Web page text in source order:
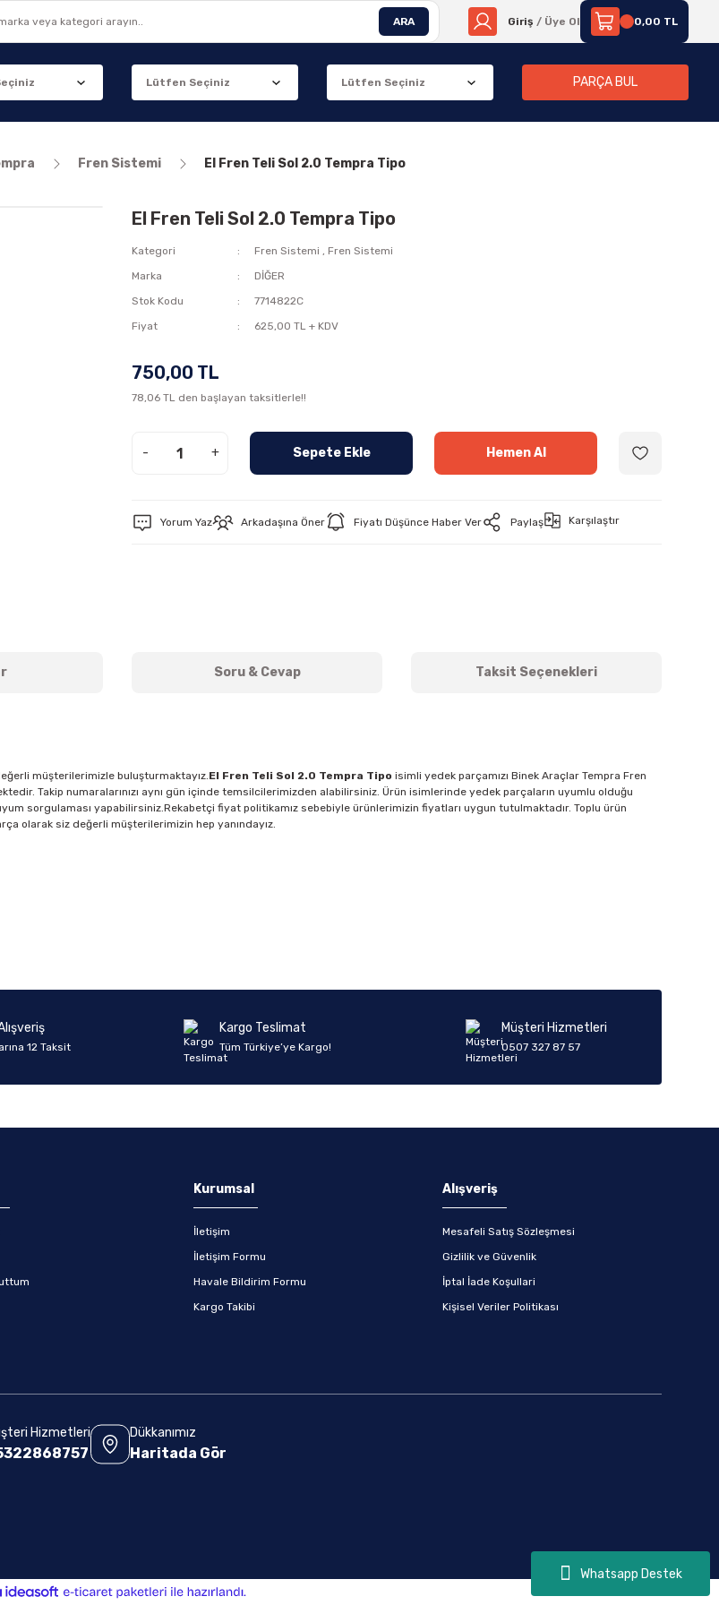
Whatsapp Destek
ARA Giriş / Üye Ol 0,00 TL
PARÇA BUL
Fren Sistemi El Fren Teli Sol 2.0 Tempra Tipo
El Fren Teli Sol 2.0 Tempra Tipo
Kategori Fren Sistemi , Fren Sistemi
Marka
DİĞER
Stok Kodu
7714822C
Fiyat
625,00 TL + KDV
750,00 TL
78,06 TL den başlayan taksitlerle!!
- + Sepete Ekle Hemen Al
Yorum Yaz Arkadaşına Öner Fiyatı Düşünce Haber Ver Paylaş Karşılaştır
Soru & Cevap Taksit Seçenekleri
müşterilerimizle buluşturmaktayız.El Fren Teli Sol 2.0 Tempra Tipo isimli yedek parçamızı Binek Araçlar Tempra Fren
Takip numaralarınızı aynı gün içinde temsilcilerimizden alabilirsiniz. Ürün isimlerinde yedek parçaların uyumlu olduğu
sorgulaması yapabilirsiniz.Rekabetçi fiyat politikamız sebebiyle ürünlerimizin fiyatları uygun tutulmaktadır. Toplu ürün
olarak siz değerli müşterilerimizin hep yanındayız.
12 Taksit
Kargo Teslimat
Tüm Türkiye’ye Kargo!
Müşteri Hizmetleri
0507 327 87 57
Kurumsal
İletişim
İletişim Formu
Havale Bildirim Formu
Kargo Takibi
Alışveriş
Mesafeli Satış Sözleşmesi
Gizlilik ve Güvenlik
İptal İade Koşullari
Kişisel Veriler Politikası
Hizmetleri Dükkanımız
Haritada Gör
ideasoft
e-